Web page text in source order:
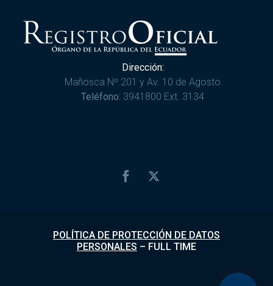
Dirección:
Mañosca Nº 201 y Av. 10 de Agosto
Teléfono: 3941800 Ext. 3134
POLÍTICA DE PROTECCIÓN DE DATOS
PERSONALES – FULL TIME